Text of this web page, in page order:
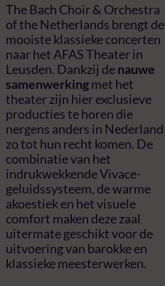
The Bach Choir & Orchestra
of the Netherlands brengt de
mooiste klassieke concerten
naar het AFAS Theater in
Leusden. Dankzij denauwe
samenwerkingmet het
theater zijn hier exclusieve
producties te horen die
nergens anders in Nederland
zo tot hun recht komen. De
combinatie van het
indrukwekkende Vivace-
geluidssysteem, de warme
akoestiek en het visuele
comfort maken deze zaal
uitermate geschikt voor de
uitvoering van barokke en
klassieke meesterwerken.